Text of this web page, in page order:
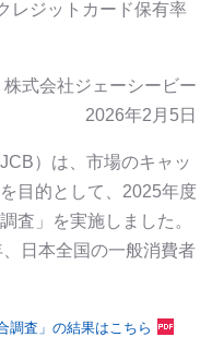
レジットカード保有率
株式会社ジェーシービー
2026年2月5日
）は、市場のキャッ
目的として、2025年度
査」を実施しました。
日本全国の一般消費者
調査」の結果はこちら